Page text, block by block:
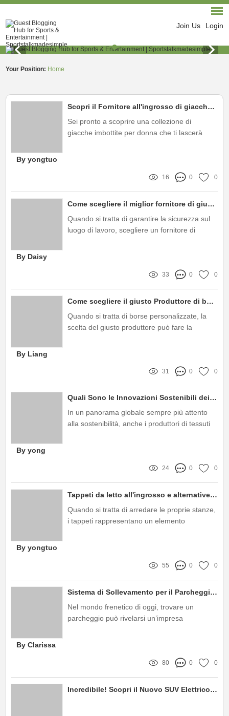
Join Us Login
Your Position: Home
Scopri il Fornitore all'ingrosso di giacche imbottite per donna!
Sei pronto a scoprire una collezione di
giacche imbottite per donna che ti lascerà
By yongtuo
16 0 0
Come scegliere il miglior fornitore di giubbotti di sicurezza?
Quando si tratta di garantire la sicurezza sul
luogo di lavoro, scegliere un fornitore di
By Daisy
33 0 0
Come scegliere il giusto Produttore di borse personalizzate per le tue esigenze?
Quando si tratta di borse personalizzate, la
scelta del giusto produttore può fare la
By Liang
31 0 0
Quali Sono le Innovazioni Sostenibili dei Produttori di Tessuti per Tende in Italia: Risposte alle Preoccupazioni Ambientali e a un Mercato in Evoluzione?
In un panorama globale sempre più attento
alla sostenibilità, anche i produttori di tessuti
By yong
24 0 0
Tappeti da letto all'ingrosso e alternative convenienti
Quando si tratta di arredare le proprie stanze,
i tappeti rappresentano un elemento
By yongtuo
55 0 0
Sistema di Sollevamento per il Parcheggio Auto: La Soluzione Ideale per Spazi Ridotti
Nel mondo frenetico di oggi, trovare un
parcheggio può rivelarsi un’impresa
By Clarissa
80 0 0
Incredibile! Scopri il Nuovo SUV Elettrico Giocattolo per Bambini!